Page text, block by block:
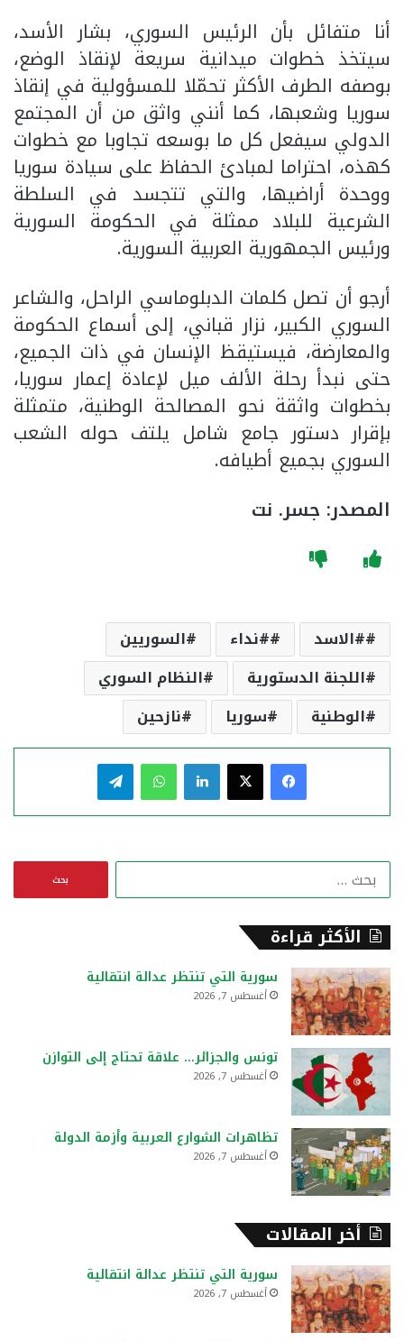
أنا متفائل بأن الرئيس السوري، بشار الأسد،
سيتخذ خطوات ميدانية سريعة لإنقاذ الوضع،
بوصفه الطرف الأكثر تحمّلا للمسؤولية في إنقاذ
سوريا وشعبها، كما أنني واثق من أن المجتمع
الدولي سيفعل كل ما بوسعه تجاوبا مع خطوات
كهذه، احتراما لمبادئ الحفاظ على سيادة سوريا
ووحدة أراضيها، والتي تتجسد في السلطة
الشرعية للبلاد ممثلة في الحكومة السورية
ورئيس الجمهورية العربية السورية.
أرجو أن تصل كلمات الدبلوماسي الراحل، والشاعر
السوري الكبير، نزار قباني، إلى أسماع الحكومة
والمعارضة، فيستيقظ الإنسان في ذات الجميع،
حتى نبدأ رحلة الألف ميل لإعادة إعمار سوريا،
بخطوات واثقة نحو المصالحة الوطنية، متمثلة
بإقرار دستور جامع شامل يلتف حوله الشعب
السوري بجميع أطيافه.
المصدر: جسر. نت
#الاسد #نداء
السوريين
اللجنة الدستورية
النظام السوري
الوطنية
سوريا نازحين
فيسبوك لينكدإن واتساب
ن
الأكثر قراءة
سورية التي تنتظر عدالة انتقالية
أغسطس 7, 2026
تونس والجزائر… علاقة تحتاج إلى التوازن
أغسطس 7, 2026
تظاهرات الشوارع العربية وأزمة الدولة
أغسطس 7, 2026
أخر المقالات
سورية التي تنتظر عدالة انتقالية
أغسطس 7, 2026